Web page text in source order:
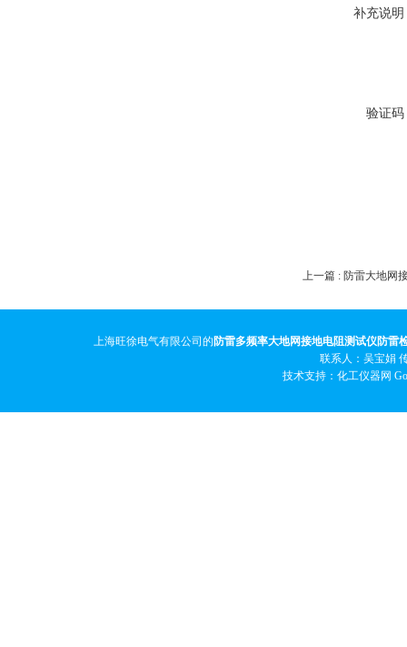
补充说明
验证码
上一篇 : 防雷大地网
上海旺徐电气有限公司的 防雷多频率大地网接地电阻测试仪防雷
联系人：吴宝娟
技术支持：化工仪器网